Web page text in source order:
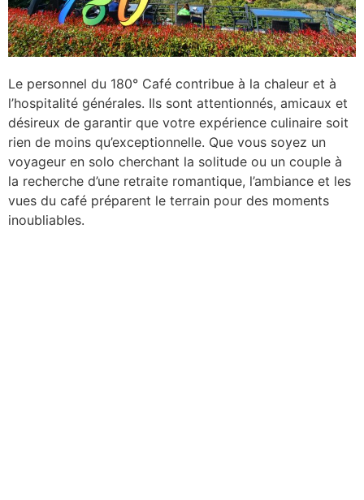
Le personnel du 180° Café contribue à la chaleur et à
l’hospitalité générales. Ils sont attentionnés, amicaux et
désireux de garantir que votre expérience culinaire soit
rien de moins qu’exceptionnelle. Que vous soyez un
voyageur en solo cherchant la solitude ou un couple à
la recherche d’une retraite romantique, l’ambiance et les
vues du café préparent le terrain pour des moments
inoubliables.